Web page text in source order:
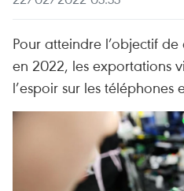
Pour atteindre l’objectif
en 2022, les exportations
l’espoir sur les téléphones